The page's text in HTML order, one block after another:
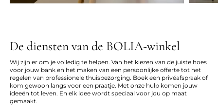
De diensten van de BOLIA-winkel
Wij zijn er om je volledig te helpen. Van het kiezen van de juiste hoes
voor jouw bank en het maken van een persoonlijke offerte tot het
regelen van professionele thuisbezorging. Boek een privéafspraak of
kom gewoon langs voor een praatje. Met onze hulp komen jouw
ideeën tot leven. En elk idee wordt speciaal voor jou op maat
gemaakt.